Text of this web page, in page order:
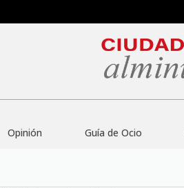
Opinión Guía de Ocio